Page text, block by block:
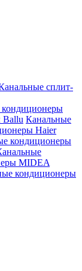
сплит-
Ballu Канальные
Haier
кондиционеры
MIDEA
кондиционеры